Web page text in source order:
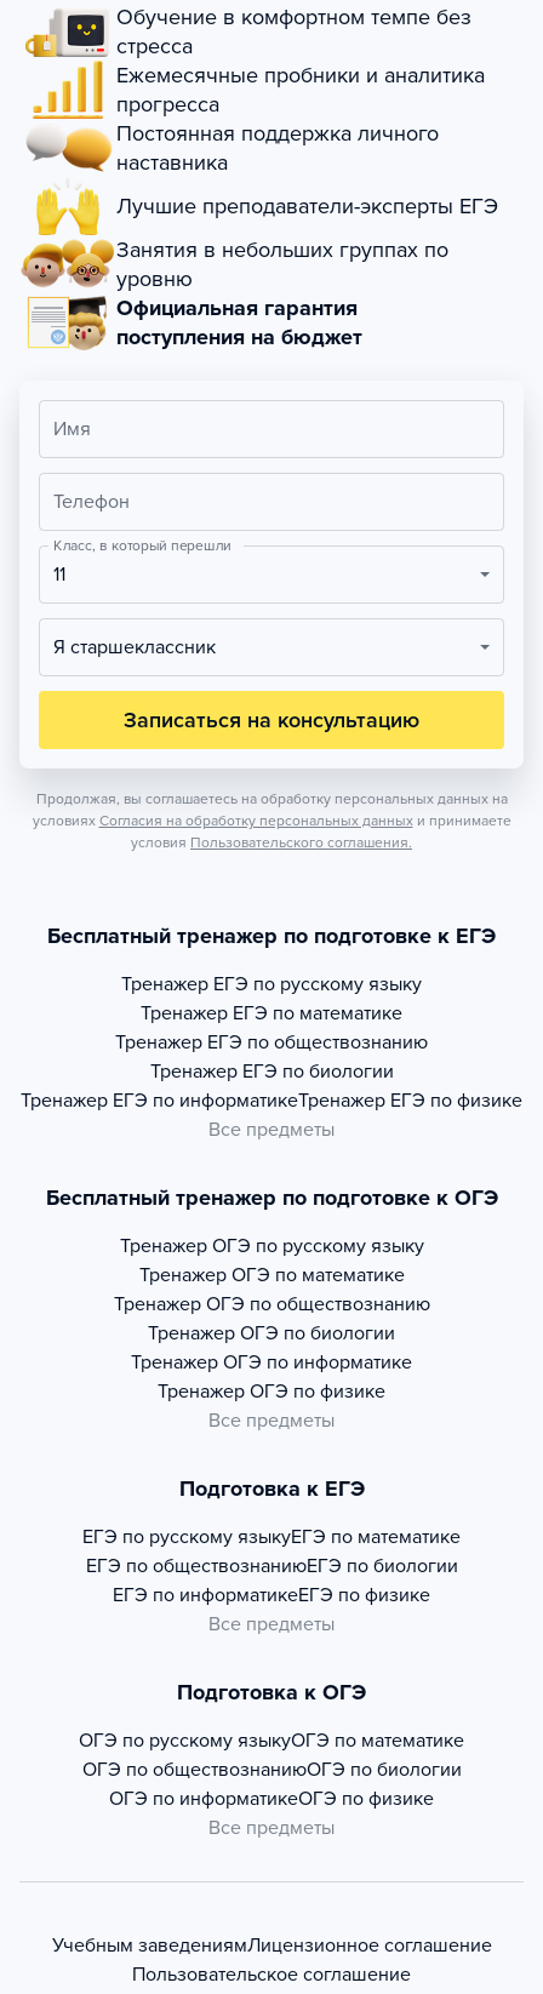
Обучение в комфортном темпе без
стресса
Ежемесячные пробники и аналитика
прогресса
Постоянная поддержка личного
наставника
Лучшие преподаватели-эксперты ЕГЭ
Занятия в небольших группах по
уровню
Официальная гарантия
поступления на бюджет
Имя
Телефон
Класс, в который перешли
11
Я старшеклассник
Записаться на консультацию
Продолжая, вы соглашаетесь на обработку персональных данных на
условиях Согласия на обработку персональных данных и принимаете
условия Пользовательского соглашения.
Бесплатный тренажер по подготовке к ЕГЭ
Тренажер ЕГЭ по русскому языку
Тренажер ЕГЭ по математике
Тренажер ЕГЭ по обществознанию
Тренажер ЕГЭ по биологии
Тренажер ЕГЭ по информатикеТренажер ЕГЭ по физике
Все предметы
Бесплатный тренажер по подготовке к ОГЭ
Тренажер ОГЭ по русскому языку
Тренажер ОГЭ по математике
Тренажер ОГЭ по обществознанию
Тренажер ОГЭ по биологии
Тренажер ОГЭ по информатике
Тренажер ОГЭ по физике
Все предметы
Подготовка к ЕГЭ
ЕГЭ по русскому языкуЕГЭ по математике
ЕГЭ по обществознаниюЕГЭ по биологии
ЕГЭ по информатикеЕГЭ по физике
Все предметы
Подготовка к ОГЭ
ОГЭ по русскому языкуОГЭ по математике
ОГЭ по обществознаниюОГЭ по биологии
ОГЭ по информатикеОГЭ по физике
Все предметы
Учебным заведениямЛицензионное соглашение
Пользовательское соглашение